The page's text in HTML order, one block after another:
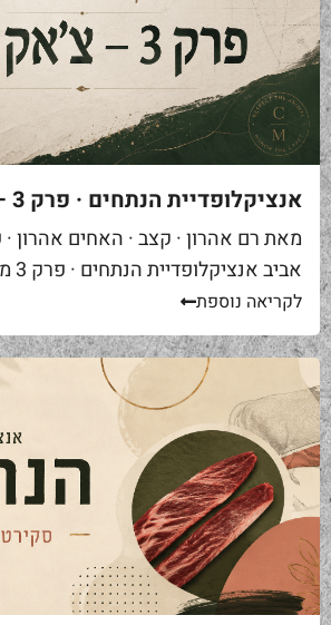
אנציקלופדיית הנתחים · פרק 3 – צ'אק רול
מאת רם אהרון · קצב · האחים אהרון
סיפור. אתם באים לאחת ממסעדות
לקריאה נוספת